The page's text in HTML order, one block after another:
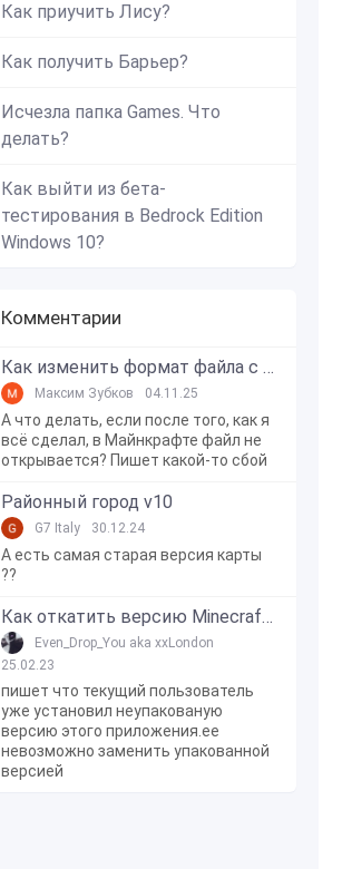
Как приучить Лису?
Как получить Барьер?
Исчезла папка Games. Что
делать?
Как выйти из бета-
тестирования в Bedrock Edition
Windows 10?
Комментарии
Как изменить формат файла с zip в mcworld?
Максим Зубков 04.11.25
А что делать, если после того, как я
всё сделал, в Майнкрафте файл не
открывается? Пишет какой-то сбой
Районный город v10
G7 Italy 30.12.24
А есть самая старая версия карты
??
Как откатить версию Minecraft Bedrock Edition на Windows 10?
Even_Drop_You aka xxLondon
25.02.23
пишет что текущий пользователь
уже установил неупакованую
версию этого приложения.ее
невозможно заменить упакованной
версией